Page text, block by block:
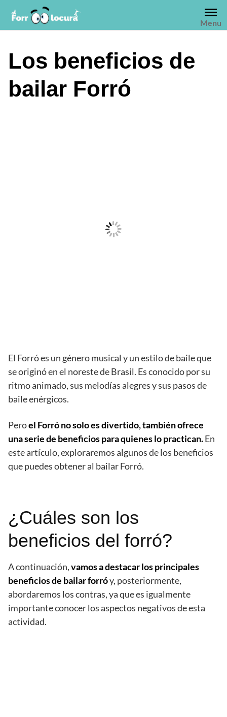
contenido
Menu
Los beneficios de
bailar Forró
El Forró es un género musical y un estilo de baile que
se originó en el noreste de Brasil. Es conocido por su
ritmo animado, sus melodías alegres y sus pasos de
baile enérgicos.
Peroel Forró no solo es divertido, también ofrece
una serie de beneficios para quienes lo practican.En
este artículo, exploraremos algunos de los beneficios
que puedes obtener al bailar Forró.
¿Cuáles son los
beneficios del forró?
A continuación,vamos a destacar los principales
beneficios de bailar forróy, posteriormente,
abordaremos los contras, ya que es igualmente
importante conocer los aspectos negativos de esta
actividad.